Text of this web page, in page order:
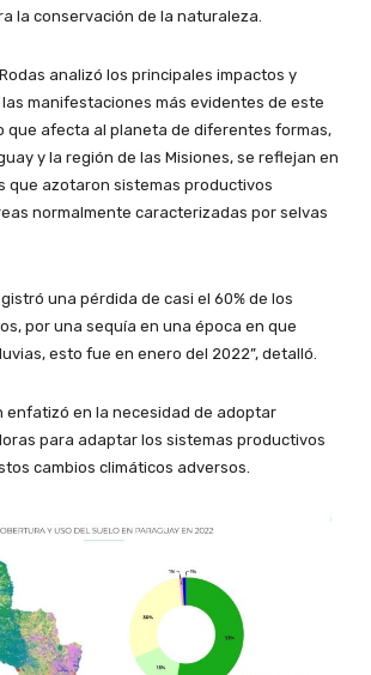
la conservación de la naturaleza.
analizó los principales impactos y
manifestaciones más evidentes de este
que afecta al planeta de diferentes formas,
y la región de las Misiones, se reflejan en
que azotaron sistemas productivos
normalmente caracterizadas por selvas
una pérdida de casi el 60% de los
por una sequía en una época en que
esto fue en enero del 2022”, detalló.
enfatizó en la necesidad de adoptar
para adaptar los sistemas productivos
cambios climáticos adversos.